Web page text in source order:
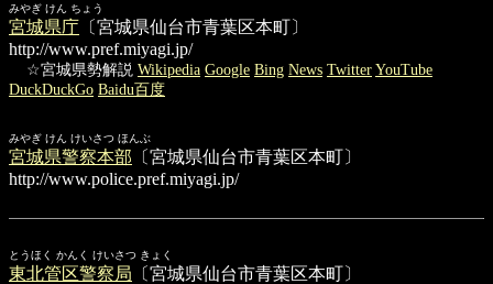
みやぎ けん ちょう
宮城県庁 〔宮城県仙台市青葉区本町〕
http://www.pref.miyagi.jp/
☆宮城県勢解説 Wikipedia Google Bing News Twitter YouTube
DuckDuckGo Baidu百度
みやぎ けん けいさつ ほんぶ
宮城県警察本部 〔宮城県仙台市青葉区本町〕
http://www.police.pref.miyagi.jp/
とうほく かんく けいさつ きょく
東北管区警察局 〔宮城県仙台市青葉区本町〕